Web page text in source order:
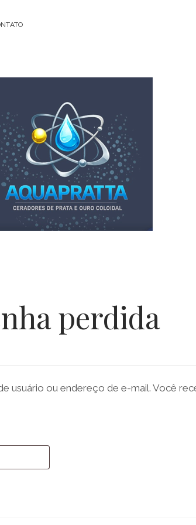
Acqua
perdida
usuário ou endereço de e-mail. Você